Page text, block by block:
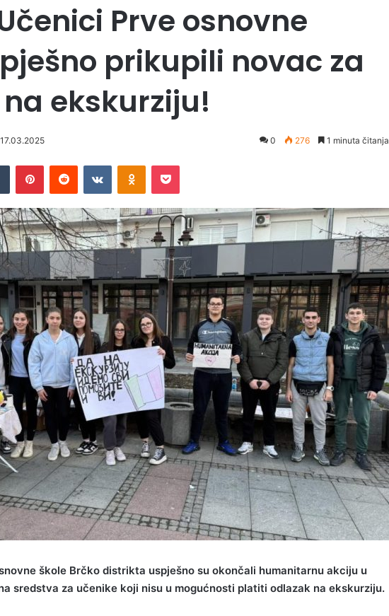
Prve osnovne
prikupili novac za
ekskurziju!
17.03.2025 0 276 1 minuta čitanja
škole Brčko distrikta uspješno su okončali humanitarnu akciju u
sredstva za učenike koji nisu u mogućnosti platiti odlazak na ekskurziju.